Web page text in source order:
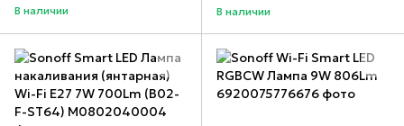
В наличии
тока)
В наличии